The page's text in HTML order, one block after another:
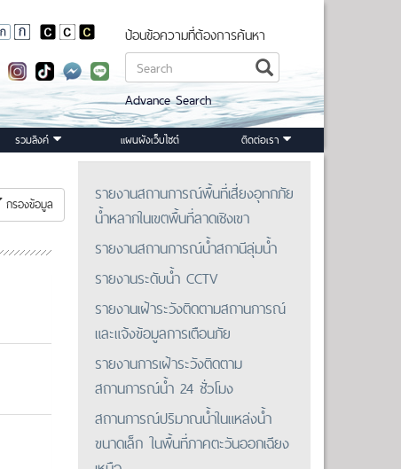
ป้อนข้อความที่ต้องการค้นหา
Advance Search
รวมลิงค์ แผนผังเว็บไซต์ ติดต่อเรา
กรองข้อมูล
รายงานสถานการณ์พื้นที่เสี่ยงอุทกภัย
น้ำหลากในเขตพื้นที่ลาดเชิงเขา
รายงานสถานการณ์น้ำสถานีลุ่มน้ำ
รายงานระดับน้ำ CCTV
รายงานเฝ้าระวังติดตามสถานการณ์
และแจ้งข้อมูลการเตือนภัย
รายงานการเฝ้าระวังติดตาม
สถานการณ์น้ำ 24 ชั่วโมง
สถานการณ์ปริมาณน้ำในแหล่งน้ำ
ขนาดเล็ก ในพื้นที่ภาคตะวันออกเฉียง